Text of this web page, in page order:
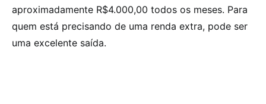
aproximadamente R$4.000,00 todos os meses. Para
quem está precisando de uma renda extra, pode ser
uma excelente saída.